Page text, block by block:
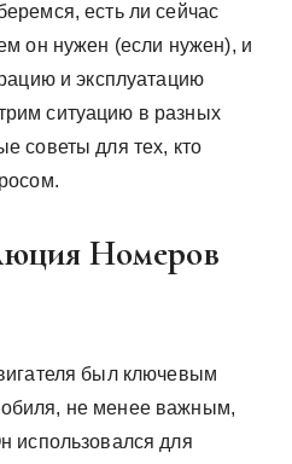
есть ли сейчас
он нужен (если нужен), и
и эксплуатацию
ситуацию в разных
советы для тех, кто
Номеров
был ключевым
не менее важным,
использовался для